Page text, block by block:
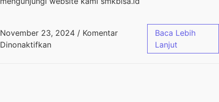
November 23, 2024 / Komentar
Dinonaktifkan
Baca Lebih
Lanjut